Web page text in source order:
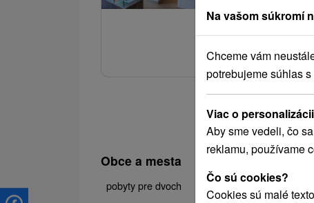
aktivity v príjemnom
Obce a mesta
pobyty pre dvoch Vyšné Ružbachy(5)
Na vašom súkromí
Chceme vám
potrebujeme súhlas
Viac o
Aby sme vedeli, čo
reklamu, používame
Čo sú cookies?
Cookies sú malé